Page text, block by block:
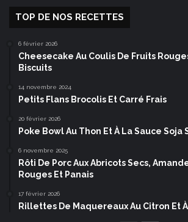
TOP DE NOS RECETTES
6 février 2026
Cheesecake Au Coulis De Fruits
Biscuits
14 novembre 2024
Petits Flans Brocolis Et Carré Frais
20 février 2026
Poke Bowl Au Thon Et À La Sauce Soja
6 novembre 2025
Rôti De Porc Aux Abricots Secs,
Rouges Et Panais
17 février 2026
Rillettes De Maquereaux Au Citron Et À